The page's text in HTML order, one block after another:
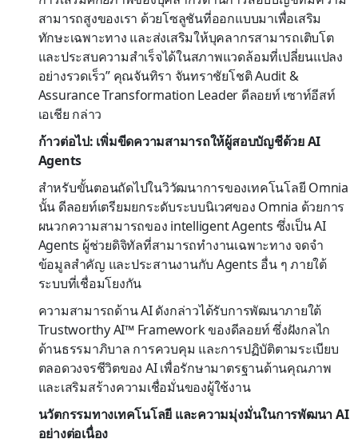
สามารถสูงของเรา ด้วยโซลูชันที่ออกแบบมาเพื่อเสริม
ทักษะเฉพาะทาง และส่งเสริมให้บุคลากรสามารถเติบโต
และประสบความสำเร็จได้ในสภาพแวดล้อมที่เปลี่ยนแปลง
อย่างรวดเร็ว” คุณจันทิรา จันทราชัยโชติ Audit &
Assurance Transformation Leader ดีลอยท์ เซาท์อีสท์
เอเชีย กล่าว
ก้าวต่อไป: เพิ่มขีดความสามารถให้ผู้สอบบัญชีด้วย AI
Agents
สำหรับขั้นตอนถัดไปในวิวัฒนาการของเทคโนโลยี Omnia
นั้น ดีลอยท์เตรียมยกระดับระบบนิเวศของ Omnia ด้วยการ
ผนวกความสามารถของ intelligent Agents ซึ่งเป็น AI
Agents ผู้ช่วยดิจิทัลที่สามารถทำงานเฉพาะทาง จดจำ
ข้อมูลสำคัญ และประสานงานกับ Agents อื่น ๆ ภายใต้
ระบบที่เชื่อมโยงกัน
ความสามารถด้าน AI ดังกล่าวได้รับการพัฒนาภายใต้
Trustworthy AI™ Framework ของดีลอยท์ ซึ่งฝังกลไก
ด้านธรรมาภิบาล การควบคุม และการปฏิบัติตามระเบียบ
ตลอดวงจรชีวิตของ AI เพื่อรักษามาตรฐานด้านคุณภาพ
และเสริมสร้างความเชื่อมั่นของผู้ใช้งาน
นวัตกรรมทางเทคโนโลยี และความมุ่งมั่นในการพัฒนา AI
อย่างต่อเนื่อง